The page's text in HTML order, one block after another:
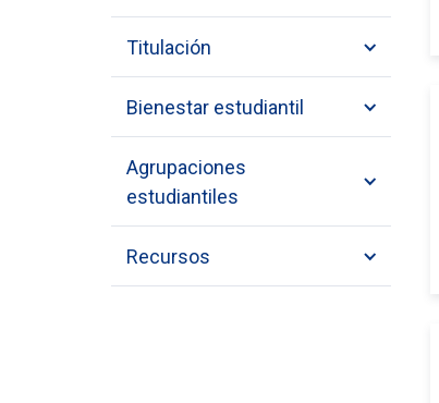
Titulación
Bienestar estudiantil
Agrupaciones
estudiantiles
Recursos